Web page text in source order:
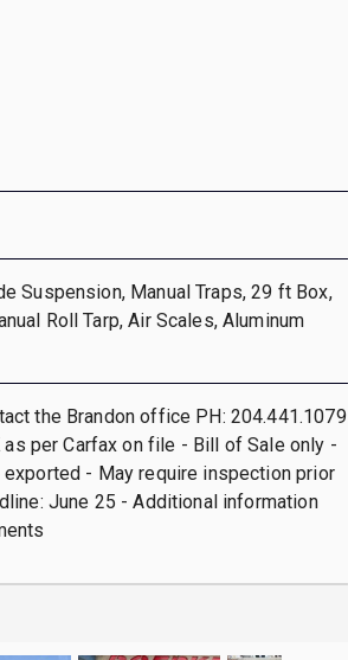
Suspension, Manual Traps, 29 ft Box,
Roll Tarp, Air Scales, Aluminum
the Brandon office PH: 204.441.1079
per Carfax on file - Bill of Sale only -
- May require inspection prior
June 25 - Additional information